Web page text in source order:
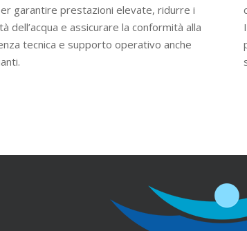
garantire prestazioni elevate, ridurre i
dell’acqua e assicurare la conformità alla
tecnica e supporto operativo anche